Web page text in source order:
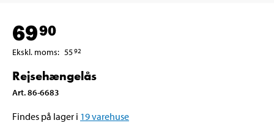
6990
Ekskl. moms: 5592
Rejsehængelås
Art.86-6683
Findes på lager i 19varehuse